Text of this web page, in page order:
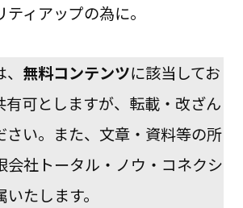
ィアップの為に。
無料コンテンツに該当してお
有可としますが、転載・改ざん
さい。また、文章・資料等の所
会社トータル・ノウ・コネクシ
たします。